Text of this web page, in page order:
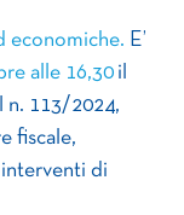
economiche. E’
alle 16,30 il
n. 113/2024,
fiscale,
di